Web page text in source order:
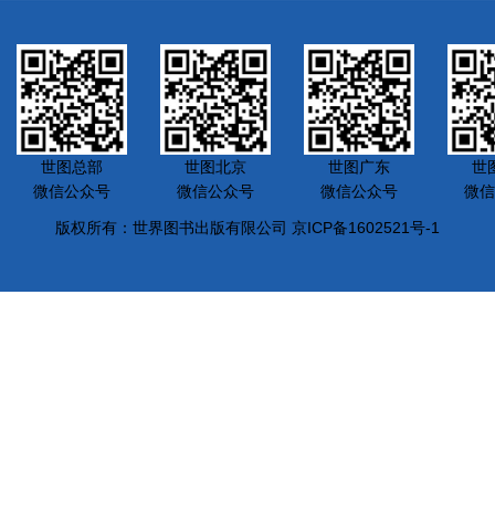
世图总部
微信公众号
世图北京
微信公众号
世图广东
微信公众号
世
微
版权所有：世界图书出版有限公司 京ICP备1602521号-1